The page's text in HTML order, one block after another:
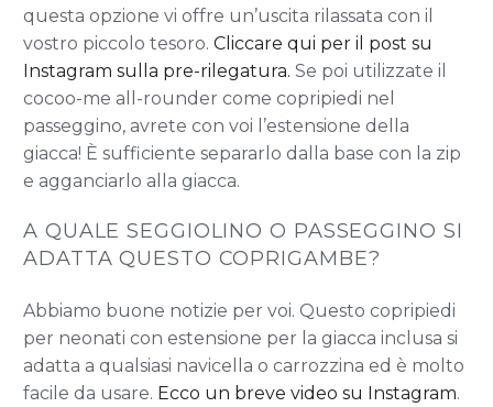
questa opzione vi offre un’uscita rilassata con il
vostro piccolo tesoro. Cliccare qui per il post su
Instagram sulla pre-rilegatura. Se poi utilizzate il
cocoo-me all-rounder come copripiedi nel
passeggino, avrete con voi l’estensione della
giacca! È sufficiente separarlo dalla base con la zip
e agganciarlo alla giacca.
A QUALE SEGGIOLINO O PASSEGGINO SI
ADATTA QUESTO COPRIGAMBE?
Abbiamo buone notizie per voi. Questo copripiedi
per neonati con estensione per la giacca inclusa si
adatta a qualsiasi navicella o carrozzina ed è molto
facile da usare. Ecco un breve video su Instagram.